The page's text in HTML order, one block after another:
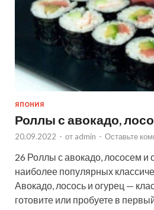
ЯПОНИЯ
Роллы с авокадо,
20.09.2022 - от admin - Оставьте
26 Роллы с авокадо, лососем и
наиболее популярных
Авокадо, лосось и огурец —
готовите или пробуете в